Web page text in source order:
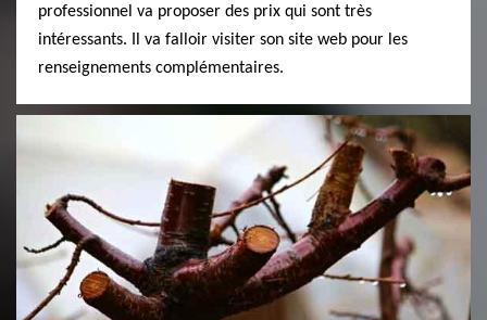
professionnel va proposer des prix qui sont très
intéressants. Il va falloir visiter son site web pour les
renseignements complémentaires.